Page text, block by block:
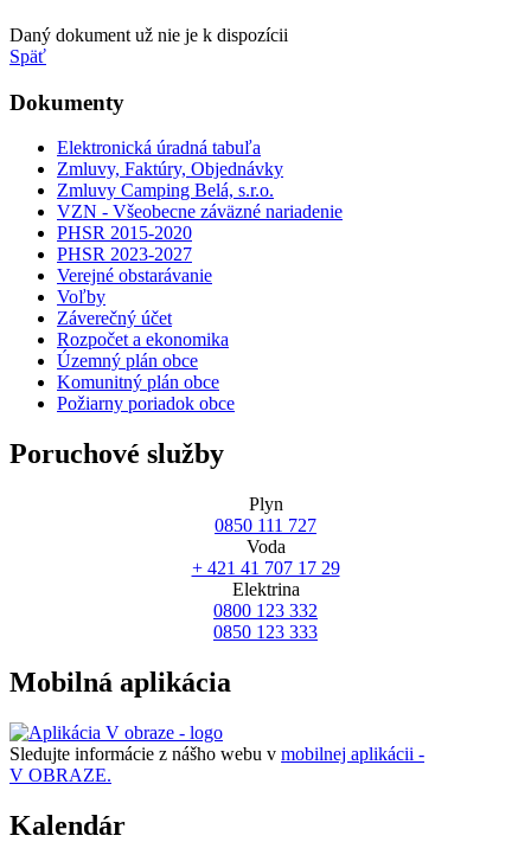
Daný dokument už nie je k dispozícii
Späť
Dokumenty
Elektronická úradná tabuľa
Zmluvy, Faktúry, Objednávky
Zmluvy Camping Belá, s.r.o.
VZN - Všeobecne záväzné nariadenie
PHSR 2015-2020
PHSR 2023-2027
Verejné obstarávanie
Voľby
Záverečný účet
Rozpočet a ekonomika
Územný plán obce
Komunitný plán obce
Požiarny poriadok obce
Poruchové služby
Plyn
0850 111 727
Voda
+ 421 41 707 17 29
Elektrina
0800 123 332
0850 123 333
Mobilná aplikácia
Sledujte informácie z nášho webu v mobilnej aplikácii -
V OBRAZE.
Kalendár